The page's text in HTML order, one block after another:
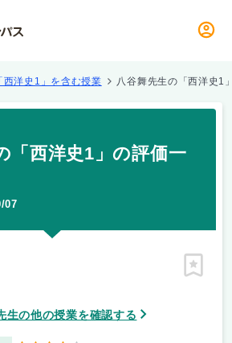
「西洋史1」を含む授業 八谷舞先生の「西洋史1
「西洋史1」の評価一
07
生の他の授業を確認する
ピン留